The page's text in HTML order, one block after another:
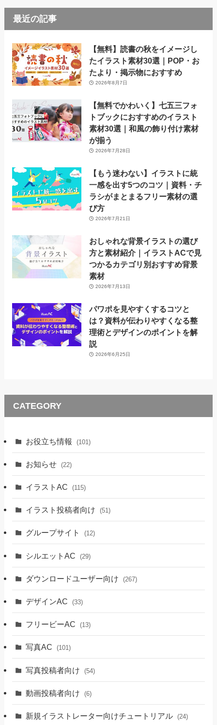
最近の記事
【無料】読書の秋をイメージし
たイラスト素材30選｜POP・お
たより・掲示物におすすめ
2026年8月7日
【無料でかわいく】七五三フォ
トブックにおすすめのイラスト
素材30選｜和風の飾り付け素材
が揃う
2026年7月28日
【もう迷わない】イラストに統
一感を出す5つのコツ｜資料・チ
ラシがまとまるフリー素材の選
び方
2026年7月21日
おしゃれな背景イラストの選び
方と素材紹介｜イラストACで見
つかるカテゴリ別おすすめ背景
素材
2026年7月13日
パワポを見やすくするコツと
は？資料が伝わりやすくなる整
理術とデザインのポイントを解
説
2026年6月25日
CATEGORY
お役立ち情報 (101)
お知らせ (22)
イラストAC (115)
イラスト投稿者向け (51)
グループサイト (12)
シルエットAC (29)
ダウンロードユーザー向け (267)
デザインAC (33)
フリービーAC (13)
写真AC (101)
写真投稿者向け (54)
動画投稿者向け (6)
新規イラストレーター向けチュートリアル (24)